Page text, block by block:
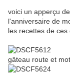
voici un apperçu
l'anniversaire de
les recettes de
gâteau route et